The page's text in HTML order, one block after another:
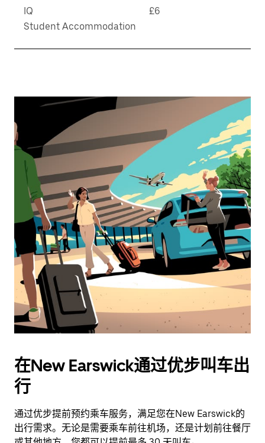
IQ
Student Accommodation
£6
在New Earswick通过优步叫车出
行
通过优步提前预约乘车服务，满足您在New Earswick的
出行需求。无论是需要乘车前往机场，还是计划前往餐厅